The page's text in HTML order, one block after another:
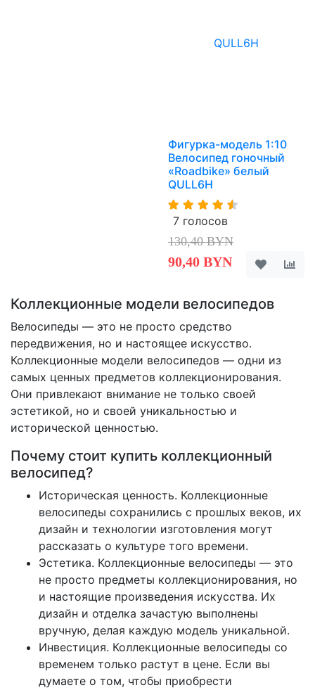
Фигурка-модель 1:10
Велосипед гоночный
«Roadbike» белый
QULL6H
7 голосов
130,40 BYN
90,40 BYN
Коллекционные модели велосипедов
Велосипеды — это не просто средство
передвижения, но и настоящее искусство.
Коллекционные модели велосипедов — одни из
самых ценных предметов коллекционирования.
Они привлекают внимание не только своей
эстетикой, но и своей уникальностью и
исторической ценностью.
Почему стоит купить коллекционный
велосипед?
Историческая ценность. Коллекционные
велосипеды сохранились с прошлых веков, их
дизайн и технологии изготовления могут
рассказать о культуре того времени.
Эстетика. Коллекционные велосипеды — это
не просто предметы коллекционирования, но
и настоящие произведения искусства. Их
дизайн и отделка зачастую выполнены
вручную, делая каждую модель уникальной.
Инвестиция. Коллекционные велосипеды со
временем только растут в цене. Если вы
думаете о том, чтобы приобрести